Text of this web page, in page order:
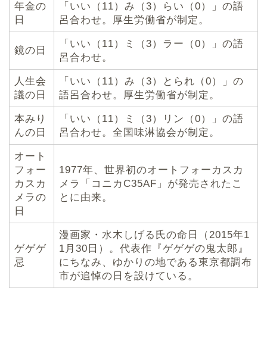
年金の
日
「いい（11）み（3）らい（0）」の語
呂合わせ。厚生労働省が制定。
鏡の日
「いい（11）ミ（3）ラー（0）」の語
呂合わせ。
人生会
議の日
「いい（11）み（3）とられ（0）」の
語呂合わせ。厚生労働省が制定。
本みり
んの日
「いい（11）ミ（3）リン（0）」の語
呂合わせ。全国味淋協会が制定。
オート
フォー
カスカ
メラの
日
1977年、世界初のオートフォーカスカ
メラ「コニカC35AF」が発売されたこ
とに由来。
ゲゲゲ
忌
漫画家・水木しげる氏の命日（2015年1
1月30日）。代表作『ゲゲゲの鬼太郎』
にちなみ、ゆかりの地である東京都調布
市が追悼の日を設けている。